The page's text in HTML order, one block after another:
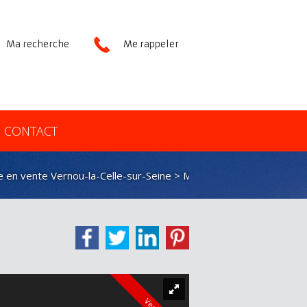
Me rappeler
Ma recherche
CONTACT
en vente Vernou-la-Celle-sur-Seine > Maison ancienne